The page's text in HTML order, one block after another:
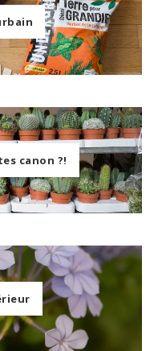
canon ?!